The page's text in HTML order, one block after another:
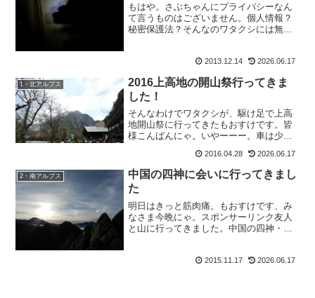
もはや。さぶちゃんにプライバシーなん
て言うものはございません。個人情報？
秘密保護法？そんなのワタクシには無関
手な事を、書き放題なワタクシでござい
2013.12.14 2026.06.17
1・北アルプス
2016上高地の開山祭行ってきま
した！
そんなわけでワタクシが、駆け足で上高
地開山祭に行ってきたもおすけです。皆
様こんばんにゃ。いやーーー。車は少な
多かったのが、観光バス。ツアー客の多
いこと多いこと。河童橋の周辺は9割方が
外国人でした。すごい人...
2016.04.28 2026.06.17
2・南アルプス
中国の四神に会いに行ってきまし
た
明日はきっと筋肉痛。もおすけです、み
なさま今晩にゃ。スポンサーリンク友人
と山に行ってきました。中国の四神・鳳
よ。初冬の南アルプス。それはそれは静
2015.11.17 2026.06.17